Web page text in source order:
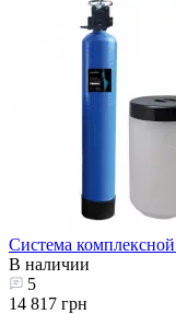
Система
В наличии
5
14 817 грн